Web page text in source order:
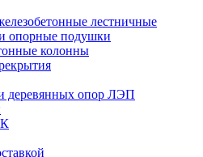
лестничные
опорные подушки
колонны
деревянных опор ЛЭП